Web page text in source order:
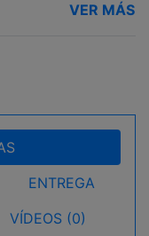
VER MÁS
ENTREGA
VÍDEOS (0)